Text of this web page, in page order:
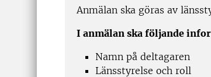
Anmälan ska göras av
I anmälan ska följande
Namn på deltagaren
Länsstyrelse och roll